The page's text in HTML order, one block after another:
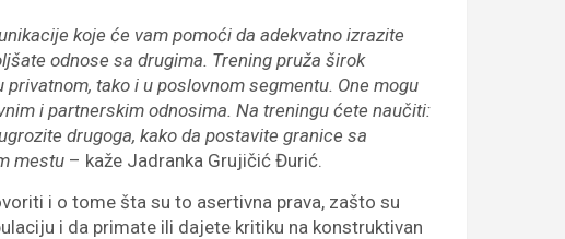
koje će vam pomoći da adekvatno izrazite
odnose sa drugima. Trening pruža širok
tako i u poslovnom segmentu. One mogu
i partnerskim odnosima. Na treningu ćete naučiti:
drugoga, kako da postavite granice sa
mestu – kaže Jadranka Grujičić Đurić.
i o tome šta su to asertivna prava, zašto su
i da primate ili dajete kritiku na konstruktivan